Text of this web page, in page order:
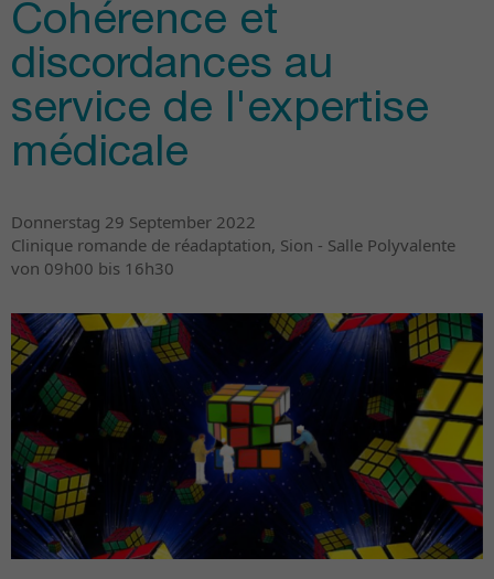
Cohérence et
discordances au
service de l'expertise
médicale
Donnerstag 29 September 2022
Clinique romande de réadaptation, Sion - Salle Polyvalente
von 09h00 bis 16h30